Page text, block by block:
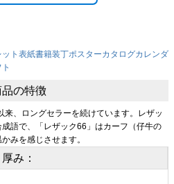
ット表紙書籍装丁ポスターカタログカレンダ
品の特徴
、ロングセラーを続けています。レザッ
語で、「レザック66」はカーフ（仔牛の
みを感じさせます。
厚み：